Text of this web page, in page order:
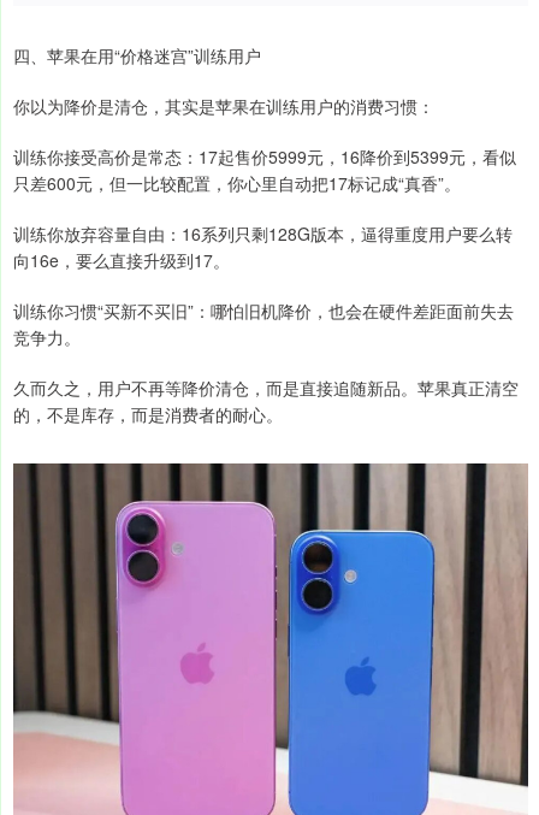
四、苹果在用“价格迷宫”训练用户
你以为降价是清仓，其实是苹果在训练用户的消费习惯：
训练你接受高价是常态：17起售价5999元，16降价到5399元，看似
只差600元，但一比较配置，你心里自动把17标记成“真香”。
训练你放弃容量自由：16系列只剩128G版本，逼得重度用户要么转
向16e，要么直接升级到17。
训练你习惯“买新不买旧”：哪怕旧机降价，也会在硬件差距面前失去
竞争力。
久而久之，用户不再等降价清仓，而是直接追随新品。苹果真正清空
的，不是库存，而是消费者的耐心。